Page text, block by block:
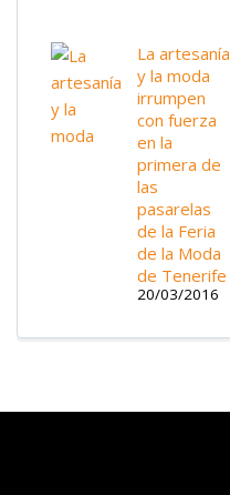
La artesanía
y la moda
irrumpen
con fuerza
en la
primera de
las
pasarelas
de la Feria
de la Moda
de Tenerife
20/03/2016